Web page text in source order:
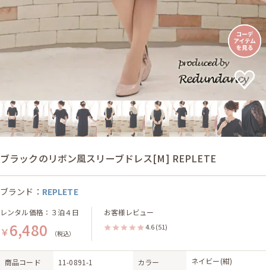
ブラックのリボン風スリーブドレス[M] REPLETE
ブランド： REPLETE
レンタル価格：３泊４日
￥6,480 （税込）
お客様レビュー
4.6 (51)
商品コード 11-0891-1 カラー ネイビー(紺)